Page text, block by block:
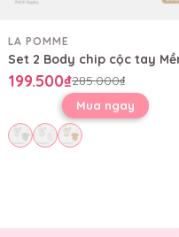
LA POMME
199.500₫285.000₫
Mua ngay